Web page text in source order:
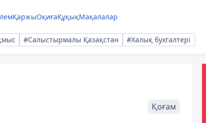
ҚаржыОқиғаҚұқықМақалалар
#Салыстырмалы Қазақстан #Халық бухгалтері
Қоғам